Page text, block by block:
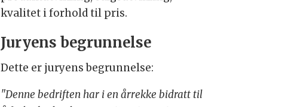
kvalitet i forhold til pris.
Juryens begrunnelse
Dette er juryens begrunnelse:
"Denne bedriften har i en årrekke bidratt til